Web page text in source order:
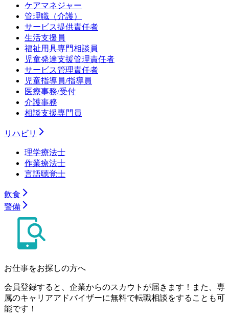
ケアマネジャー
管理職（介護）
サービス提供責任者
生活支援員
福祉用具専門相談員
児童発達支援管理責任者
サービス管理責任者
児童指導員/指導員
医療事務/受付
介護事務
相談支援専門員
リハビリ
理学療法士
作業療法士
言語聴覚士
飲食
警備
お仕事をお探しの方へ
会員登録すると、企業からのスカウトが届きます！また、専
属のキャリアアドバイザーに無料で転職相談をすることも可
能です！